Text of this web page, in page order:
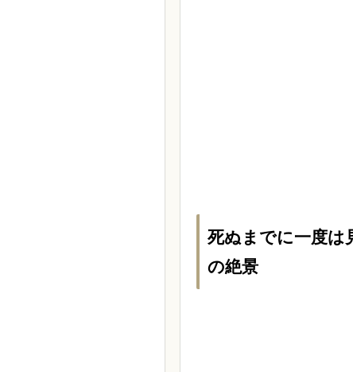
死ぬまでに一度
の絶景